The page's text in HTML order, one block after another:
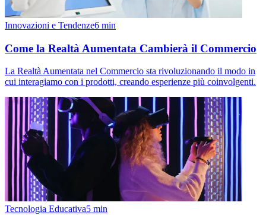
Innovazioni e Tendenze6 min
Come la Realtà Aumentata Cambierà il Commercio
La Realtà Aumentata nel Commercio sta rivoluzionando il modo in
cui interagiamo con i prodotti, creando esperienze più coinvolgenti.
Tecnologia Educativa5 min